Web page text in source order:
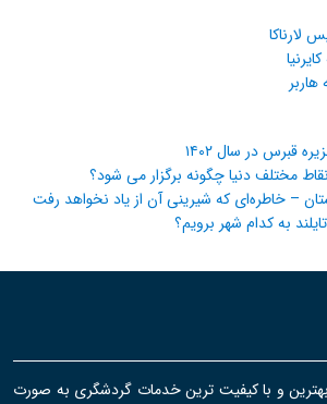
لارناکا
هاربر
قبرس در سال ۱۴۰۲
مختلف دنیا چگونه برگزار می شود؟
– خاطره‌ای که شیرینی آن از یاد نخواهد رفت
به کدام شهر برویم؟
بهترین و با کیفیت ترین خدمات گردشگری به صورت